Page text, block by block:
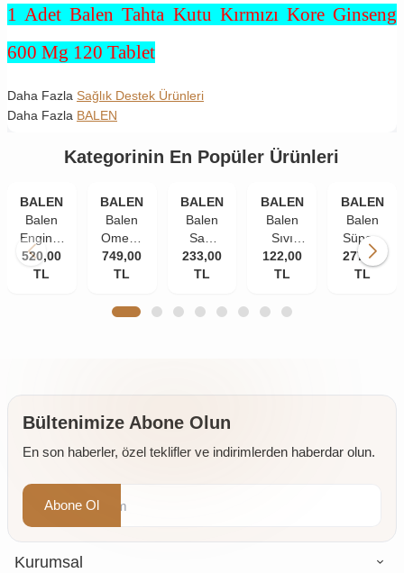
1 Adet Balen Tahta Kutu Kırmızı Kore Ginseng
600 Mg 120 Tablet
Daha Fazla Sağlık Destek Ürünleri
Daha Fazla BALEN
Kategorinin En Popüler Ürünleri
BALEN
Balen
Enginar
Plus
Kapsül
520,00
TL
BALEN
Balen
Omega
3
Norveç
Yağı
749,00
TL
BALEN
Balen
Saw
Palmetto
Isırgan
Çinko
233,00
TL
BALEN
Balen
Sıvı
Propolis
Ekstraktı
122,00
TL
BALEN
Balen
Süper-
W
277,00
TL
Bültenimize Abone Olun
En son haberler, özel teklifler ve indirimlerden haberdar olun.
Abone Ol
Kurumsal